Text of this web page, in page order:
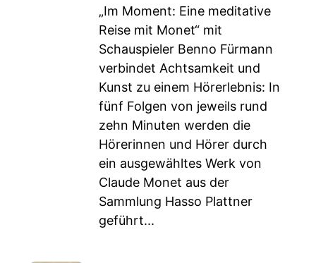
„Im Moment: Eine meditative
Reise mit Monet“ mit
Schauspieler Benno Fürmann
verbindet Achtsamkeit und
Kunst zu einem Hörerlebnis: In
fünf Folgen von jeweils rund
zehn Minuten werden die
Hörerinnen und Hörer durch
ein ausgewähltes Werk von
Claude Monet aus der
Sammlung Hasso Plattner
geführt...